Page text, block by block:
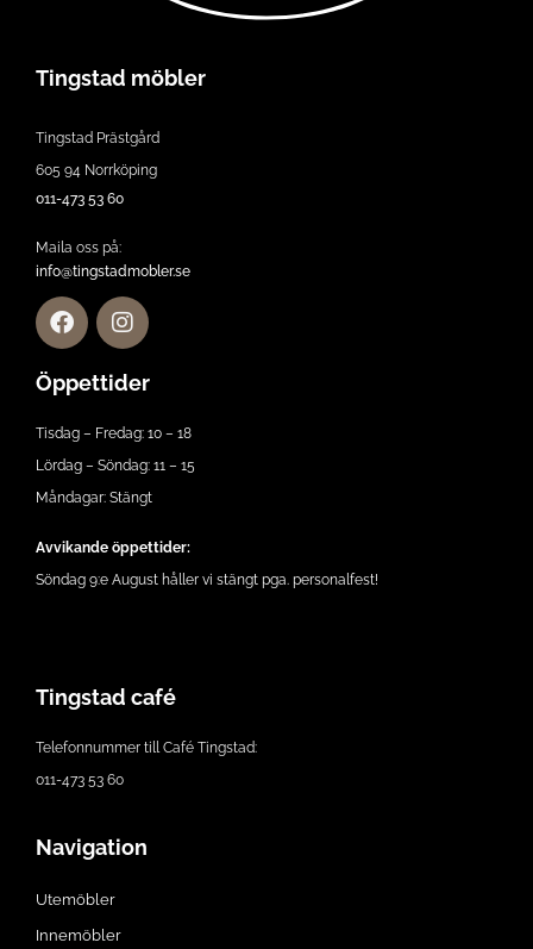
Tingstad möbler
Tingstad Prästgård
605 94 Norrköping
011-473 53 60
Maila oss på:
info@tingstadmobler.se
Öppettider
Tisdag – Fredag: 10 – 18
Lördag – Söndag: 11 – 15
Måndagar: Stängt
Avvikande öppettider:
Söndag 9:e August håller vi stängt pga. personalfest!
Tingstad café
Telefonnummer till Café Tingstad:
011-473 53 60
Navigation
Utemöbler
Innemöbler